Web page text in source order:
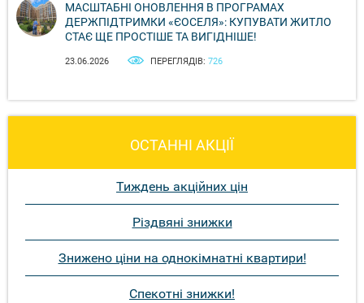
МАСШТАБНІ ОНОВЛЕННЯ В ПРОГРАМАХ
ДЕРЖПІДТРИМКИ «ЄОСЕЛЯ»: КУПУВАТИ ЖИТЛО
СТАЄ ЩЕ ПРОСТІШЕ ТА ВИГІДНІШЕ!
23.06.2026 ПЕРЕГЛЯДІВ: 726
ОСТАННІ АКЦІЇ
Тиждень акційних цін
Різдвяні знижки
Знижено ціни на однокімнатні квартири!
Спекотні знижки!